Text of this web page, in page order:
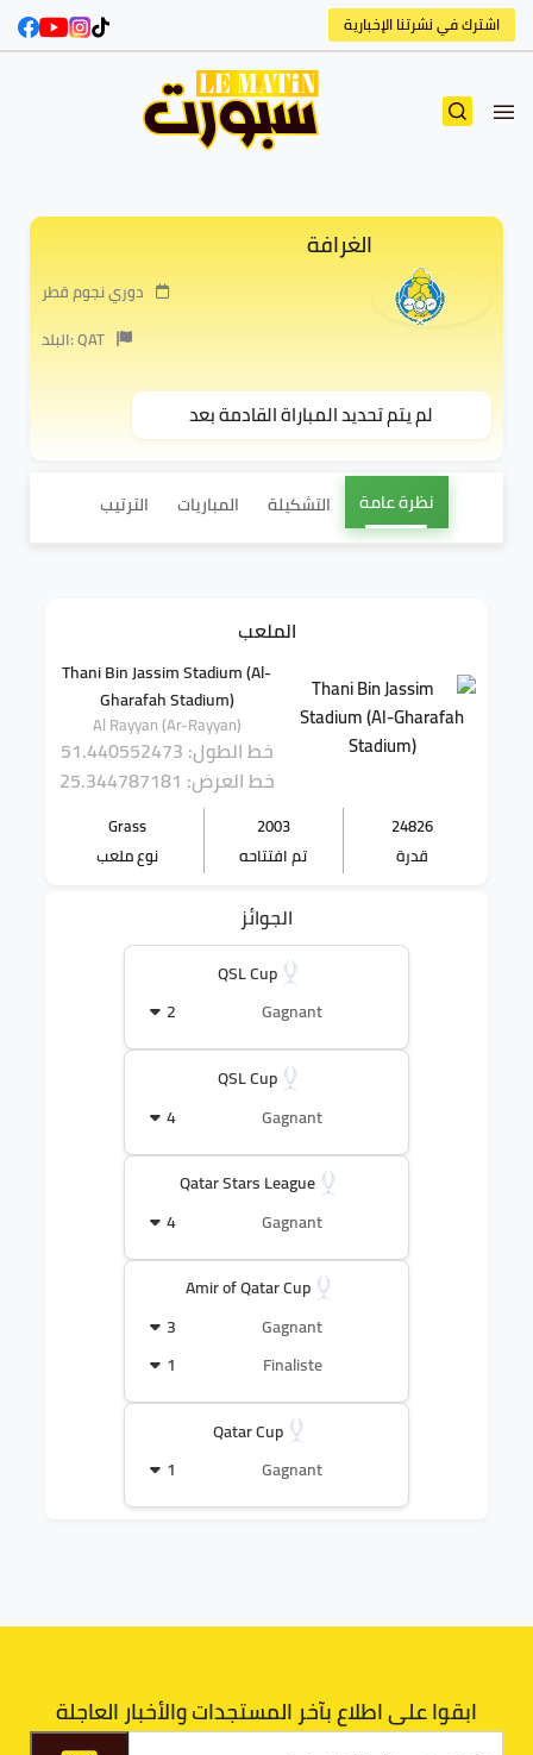
اشترك في نشرتنا الإخبارية
الغرافة
دوري نجوم قطر
البلد: QAT
لم يتم تحديد المباراة القادمة بعد
نظرة عامة التشكيلة المباريات الترتيب
الملعب
Thani Bin Jassim Stadium (Al-
Gharafah Stadium)
Al Rayyan (Ar-Rayyan)
خط الطول: 51.440552473
خط العرض: 25.344787181
24826
قدرة
2003
تم افتتاحه
Grass
نوع ملعب
الجوائز
QSL Cup
Gagnant
2
QSL Cup
Gagnant
4
Qatar Stars League
Gagnant
4
Amir of Qatar Cup
Gagnant
3
Finaliste
1
Qatar Cup
Gagnant
1
ابقوا على اطلاع بآخر المستجدات والأخبار العاجلة